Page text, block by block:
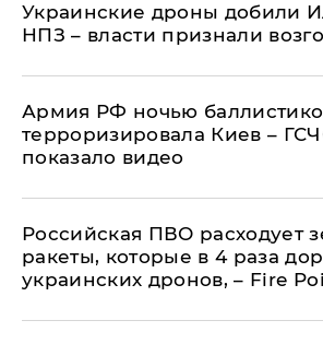
Украинские дроны добили
НПЗ – власти признали
Армия РФ ночью
терроризировала Киев –
показало видео
Российская ПВО расходует
ракеты, которые в 4 раза
украинских дронов, – Fire